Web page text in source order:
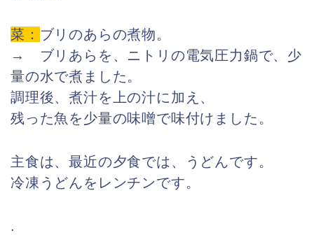
菜： ブリのあらの煮物。
→ ブリあらを、ニトリの電気圧力鍋で、少
量の水で煮ました。
調理後、煮汁を上の汁に加え、
残った魚を少量の味噌で味付けました。
主食は、最近の夕食では、うどんです。
冷凍うどんをレンチンです。
.